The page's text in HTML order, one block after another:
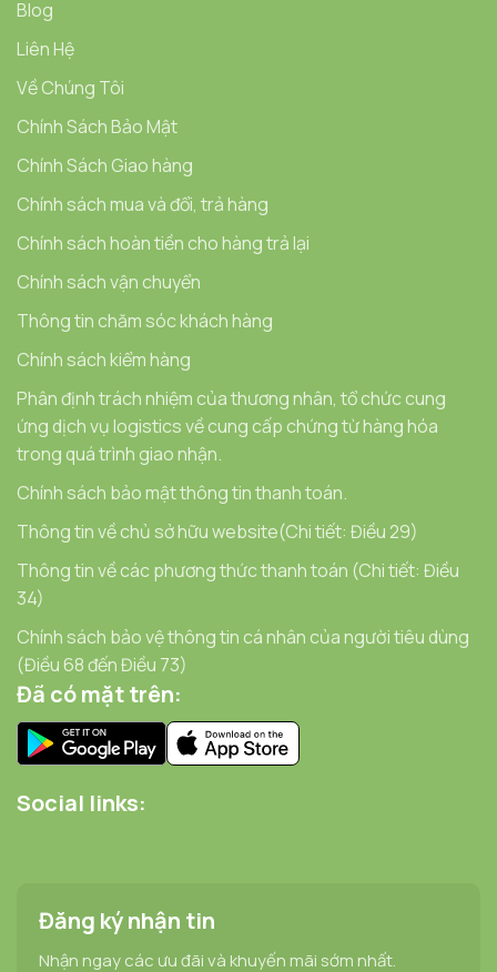
Blog
Liên Hệ
Về Chúng Tôi
Chính Sách Bảo Mật
Chính Sách Giao hàng
Chính sách mua và đổi, trả hàng
Chính sách hoàn tiền cho hàng trả lại
Chính sách vận chuyển
Thông tin chăm sóc khách hàng
Chính sách kiểm hàng
Phân định trách nhiệm của thương nhân, tổ chức cung
ứng dịch vụ logistics về cung cấp chứng từ hàng hóa
trong quá trình giao nhận.
Chính sách bảo mật thông tin thanh toán.
Thông tin về chủ sở hữu website(Chi tiết: Điều 29)
Thông tin về các phương thức thanh toán (Chi tiết: Điều
34)
Chính sách bảo vệ thông tin cá nhân của người tiêu dùng
(Điều 68 đến Điều 73)
Đã có mặt trên:
Social links:
Đăng ký nhận tin
Nhận ngay các ưu đãi và khuyến mãi sớm nhất.